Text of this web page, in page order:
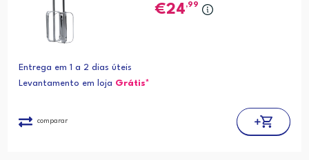
24,99
Entrega em 1 a 2 dias úteis
Levantamento em loja Grátis*
comparar